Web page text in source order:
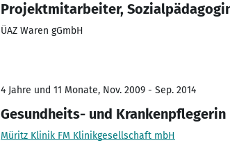
Projektmitarbeiter,
ÜAZ Waren gGmbH
4 Jahre und 11 Monate, Nov. 2009 - Sep. 2014
Gesundheits- und Krankenpflegerin
Müritz Klinik FM Klinikgesellschaft mbH